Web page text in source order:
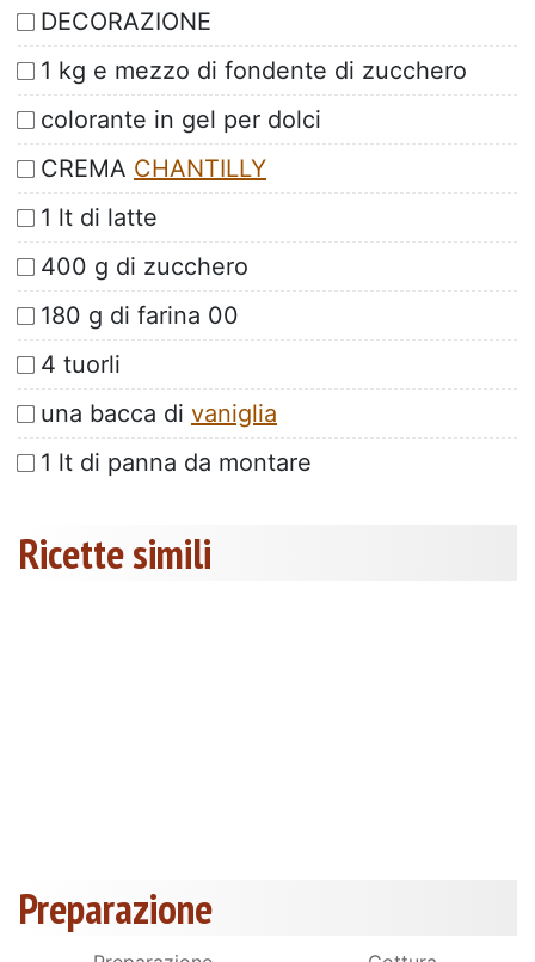
DECORAZIONE
1 kg e mezzo di fondente di zucchero
colorante in gel per dolci
CREMA CHANTILLY
1 lt di latte
400 g di zucchero
180 g di farina 00
4 tuorli
una bacca di vaniglia
1 lt di panna da montare
Ricette simili
Preparazione